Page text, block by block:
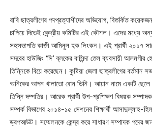
রাবি ছাত্রলীগের পদপ্রত্যাশীদের অভিযোগ, বিতর্কিত কয়েকজন
চাপিয়ে দিতেই কেন্দ্রীয় কমিটির এই কৌশল। এদের মধ্যে
সহসভাপতি কাজী আমিনুল হক লিংকন। এই প্রার্থী ২০১৭
সদরের হাউজিং ‘সি’ ব্লকের বাসিন্দা তেল ব্যবসায়ী আলমগীর
তিন্নিকে বিয়ে করেছেন। কুষ্টিয়া জেলা ছাত্রলীগের বর্তমান
অনিকের আপন খালাতো বোন তিনি। আয়ান নামে একটি
তিন্নি দম্পতির। আরেক প্রার্থী উপ-প্রশিক্ষণ বিষয়ক
সম্পর্ক বিভাগের ২০১৪-১৫ সেশনের শিক্ষার্থী আসাদুল্লাহ-
ড্রপআউট। সম্মেলনকে কেন্দ্র করে সাধারণ সম্পাদক পদের